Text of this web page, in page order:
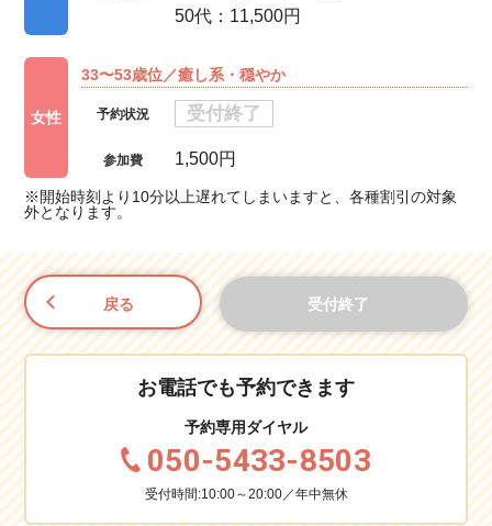
50代：11,500円
女性
33〜53歳位／癒し系・穏やか
予約状況 受付終了
参加費 1,500円
※開始時刻より10分以上遅れてしまいますと、各種割引の対象
外となります。
戻る 受付終了
お電話でも予約できます
予約専用ダイヤル
050-5433-8503
受付時間:10:00～20:00／年中無休